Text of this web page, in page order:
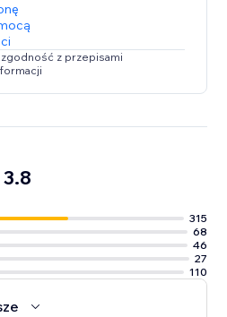
zgodność z przepisami
315
68
46
27
110